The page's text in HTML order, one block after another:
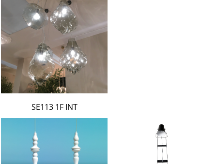
SE113 1F INT